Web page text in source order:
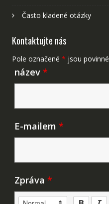
Často kladené otázky
Kontaktujte nás
Pole označené * jsou povinné
název *
E-mailem *
Zpráva *